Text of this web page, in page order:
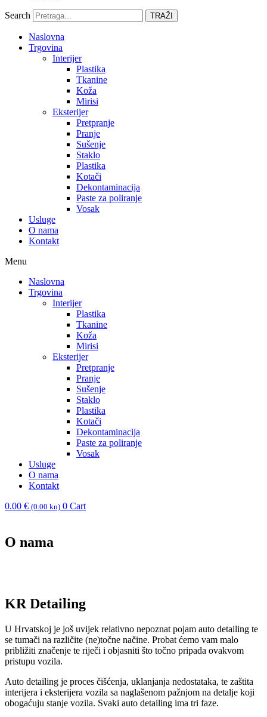
Search TRAŽI
Naslovna
Trgovina
Interijer
Plastika
Tkanine
Koža
Mirisi
Eksterijer
Pretpranje
Pranje
Sušenje
Staklo
Plastika
Kotači
Dekontaminacija
Paste za poliranje
Vosak
Usluge
O nama
Kontakt
Menu
Naslovna
Trgovina
Interijer
Plastika
Tkanine
Koža
Mirisi
Eksterijer
Pretpranje
Pranje
Sušenje
Staklo
Plastika
Kotači
Dekontaminacija
Paste za poliranje
Vosak
Usluge
O nama
Kontakt
0.00 € (0.00 kn) 0 Cart
O nama
KR Detailing
U Hrvatskoj je još uvijek relativno nepoznat pojam auto detailing te
se tumači na različite (ne)točne načine. Probat ćemo vam malo
približiti značenje te riječi i objasniti što točno pripada ovakvom
pristupu vozila.
Auto detailing je proces čišćenja, uklanjanja nedostataka, te zaštita
interijera i eksterijera vozila sa naglašenom pažnjom na detalje koji
obogaćuju stanje vozila. Svaki auto detailing ima tri faze.